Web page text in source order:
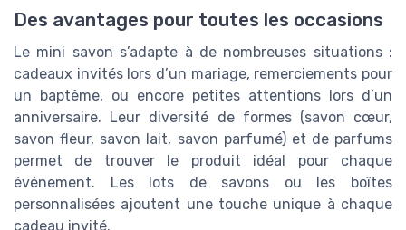
Des avantages pour toutes les occasions
Le mini savon s’adapte à de nombreuses situations :
cadeaux invités lors d’un mariage, remerciements pour
un baptême, ou encore petites attentions lors d’un
anniversaire. Leur diversité de formes (savon cœur,
savon fleur, savon lait, savon parfumé) et de parfums
permet de trouver le produit idéal pour chaque
événement. Les lots de savons ou les boîtes
personnalisées ajoutent une touche unique à chaque
cadeau invité.